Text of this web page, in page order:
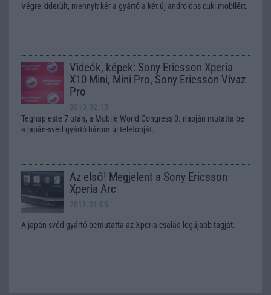
Végre kiderült, mennyit kér a gyártó a két új androidos cuki mobilért.
Videók, képek: Sony Ericsson Xperia
X10 Mini, Mini Pro, Sony Ericsson Vivaz
Pro
2010.02.15
Tegnap este 7 után, a Mobile World Congress 0. napján mutatta be
a japán-svéd gyártó három új telefonját.
Az első! Megjelent a Sony Ericsson
Xperia Arc
2011.01.06
A japán-svéd gyártó bemutatta az Xperia család legújabb tagját.